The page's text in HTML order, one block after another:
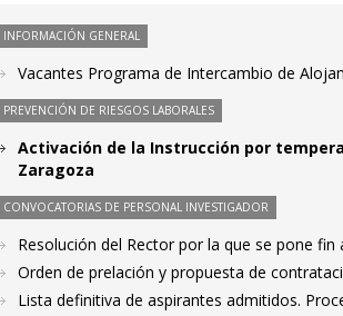
INFORMACIÓN GENERAL
Vacantes Programa de Intercambio de
PREVENCIÓN DE RIESGOS LABORALES
Activación de la Instrucción por
Zaragoza
CONVOCATORIAS DE PERSONAL INVESTIGADOR
Resolución del Rector por la que se pone
Orden de prelación y propuesta de
Lista definitiva de aspirantes admitidos.